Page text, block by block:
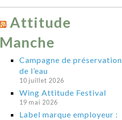
Attitude
Manche
Campagne de préservation
de l’eau
10 juillet 2026
Wing Attitude Festival
19 mai 2026
Label marque employeur :